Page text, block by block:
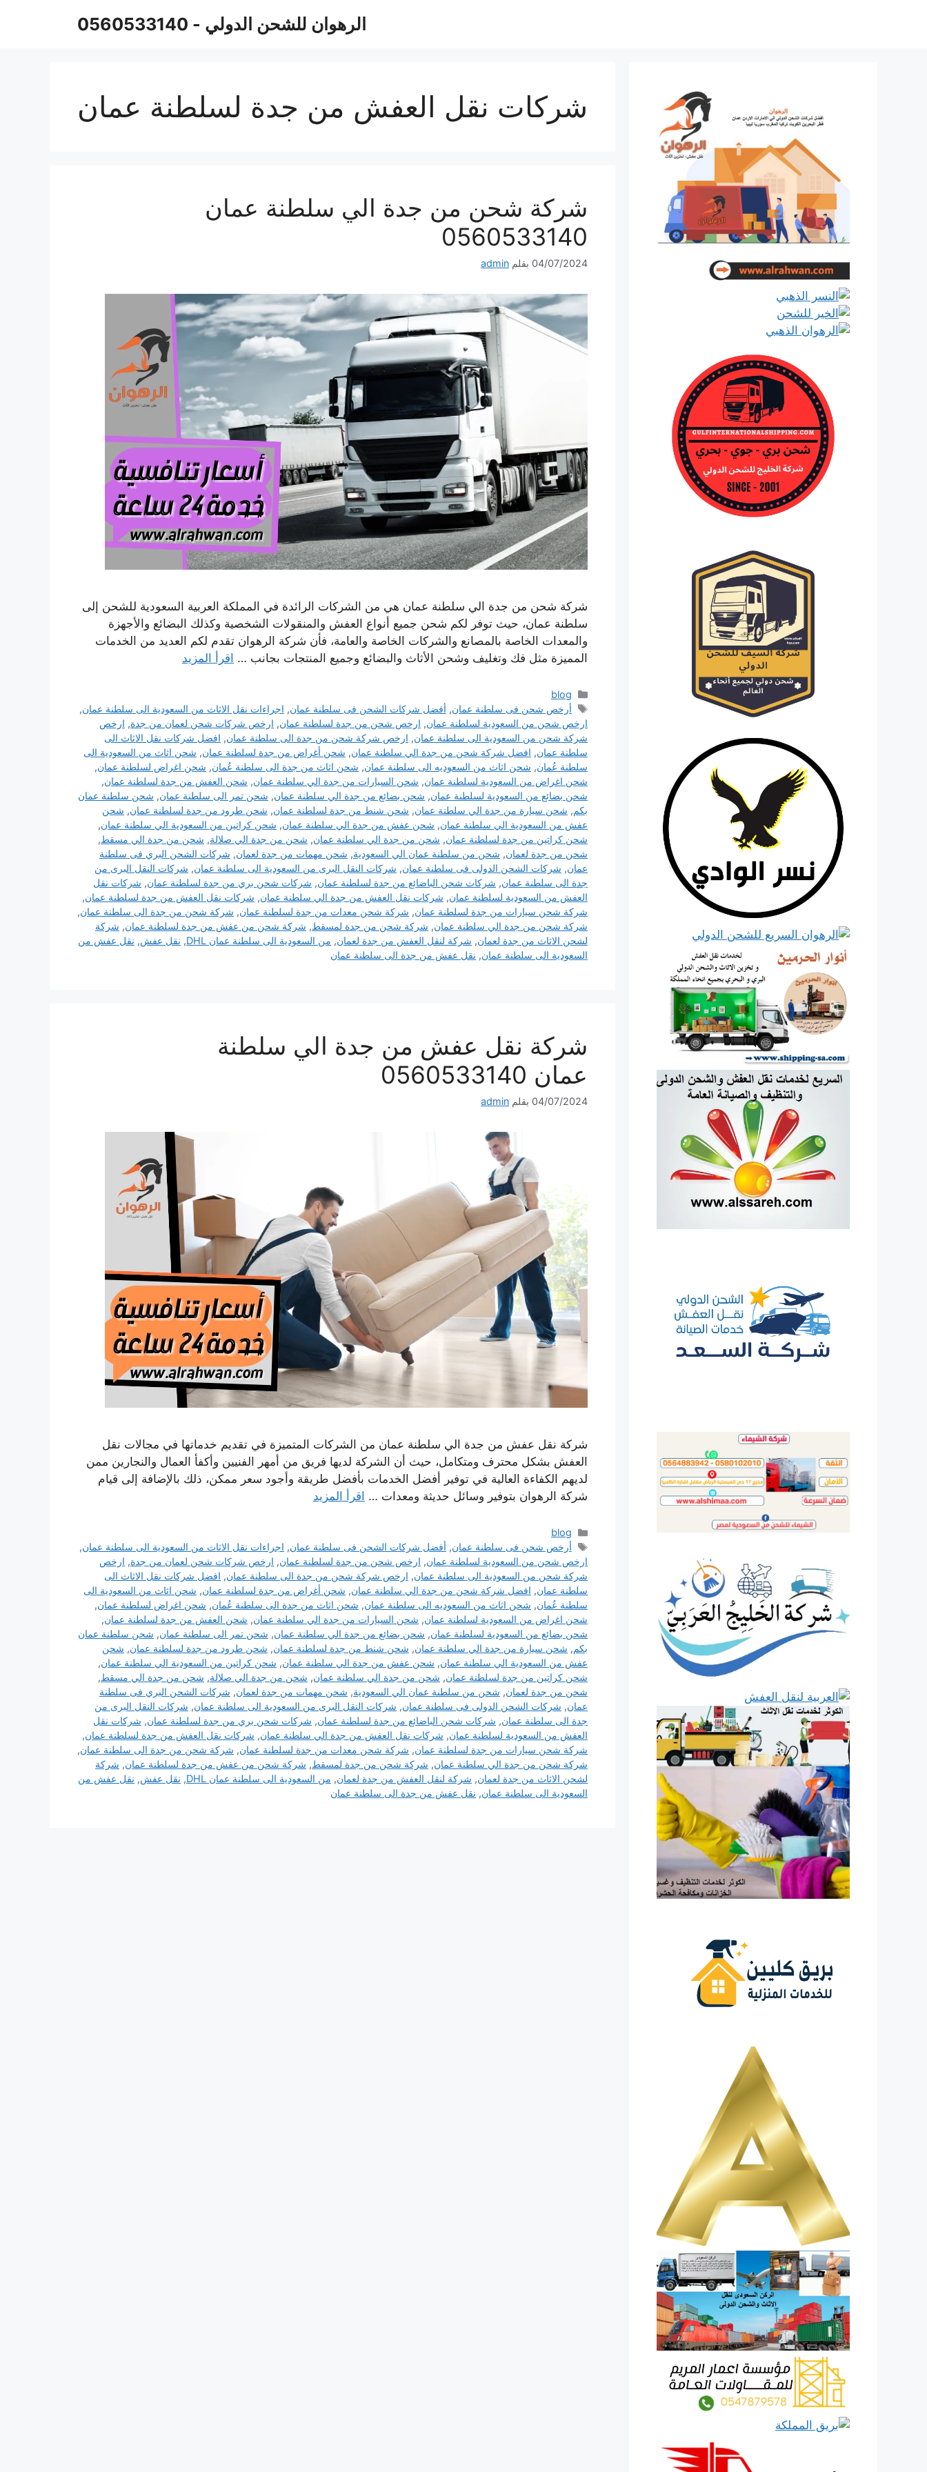
الرهوان للشحن الدولي - 0560533140
شركات نقل العفش من جدة لسلطنة عمان
شركة شحن من جدة الي سلطنة عمان
0560533140
04/07/2024 بقلم admin
شركة شحن من جدة الي سلطنة عمان هي من الشركات الرائدة في المملكة العربية السعودية للشحن إلى
سلطنة عمان، حيث توفر لكم شحن جميع أنواع العفش والمنقولات الشخصية وكذلك البضائع والأجهزة
والمعدات الخاصة بالمصانع والشركات الخاصة والعامة، فأن شركة الرهوان تقدم لكم العديد من الخدمات
المميزة مثل فك وتغليف وشحن الأثاث والبضائع وجميع المنتجات بجانب … اقرأ المزيد
التصنيفات
blog
الوسوم
أرخص شحن فى سلطنة عمان, أفضل شركات الشحن فى سلطنة عمان, اجراءات نقل الاثاث من السعودية الى سلطنة عمان,
ارخص شحن من السعودية لسلطنة عمان, ارخص شحن من جدة لسلطنة عمان, ارخص شركات شحن لعمان من جدة, ارخص
شركة شحن من السعودية الى سلطنة عمان, ارخص شركة شحن من جدة الى سلطنة عمان, افضل شركات نقل الاثاث الى
سلطنة عمان, افضل شركة شحن من جدة الي سلطنة عمان, شحن أغراض من جدة لسلطنة عمان, شحن اثاث من السعودية الى
سلطنة عُمان, شحن اثاث من السعوديه الى سلطنة عمان, شحن اثاث من جدة الى سلطنة عُمان, شحن اغراض لسلطنة عمان,
شحن اغراض من السعودية لسلطنة عمان, شحن السيارات من جدة الي سلطنة عمان, شحن العفش من جدة لسلطنة عمان,
شحن بضائع من السعودية لسلطنة عمان, شحن بضائع من جدة الي سلطنة عمان, شحن تمر الى سلطنة عمان, شحن سلطنة عمان
بكم, شحن سيارة من جدة الي سلطنة عمان, شحن شنط من جدة لسلطنة عمان, شحن طرود من جدة لسلطنة عمان, شحن
عفش من السعودية الي سلطنة عمان, شحن عفش من جدة الي سلطنة عمان, شحن كراتين من السعودية الي سلطنة عمان,
شحن كراتين من جدة لسلطنة عمان, شحن من جدة الي سلطنة عمان, شحن من جدة الي صلالة, شحن من جدة الي مسقط,
شحن من جدة لعمان, شحن من سلطنة عمان الي السعودية, شحن مهمات من جدة لعمان, شركات الشحن البري فى سلطنة
عمان, شركات الشحن الدولى فى سلطنة عمان, شركات النقل البرى من السعودية الى سلطنة عمان, شركات النقل البرى من
جدة الى سلطنة عمان, شركات شحن الباضائع من جدة لسلطنة عمان, شركات شحن بري من جدة لسلطنة عمان, شركات نقل
العفش من السعودية لسلطنة عمان, شركات نقل العفش من جدة الي سلطنة عمان, شركات نقل العفش من جدة لسلطنة عمان,
شركة شحن سيارات من جدة لسلطنة عمان, شركة شحن معدات من جدة لسلطنة عمان, شركة شحن من جدة الى سلطنة عمان,
شركة شحن من جدة الي سلطنة عمان, شركة شحن من جدة لمسقط, شركة شحن من عفش من جدة لسلطنة عمان, شركة
لشحن الاثاث من جدة لعمان, شركة لنقل العفش من جدة لعمان, من السعودية الى سلطنة عمان DHL , نقل عفش, نقل عفش من
السعودية الى سلطنة عمان, نقل عفش من جدة الى سلطنة عمان
شركة نقل عفش من جدة الي سلطنة
عمان 0560533140
04/07/2024 بقلم admin
شركة نقل عفش من جدة الي سلطنة عمان من الشركات المتميزة في تقديم خدماتها في مجالات نقل
العفش بشكل محترف ومتكامل، حيث أن الشركة لديها فريق من أمهر الفنيين وأكفأ العمال والنجارين ممن
لديهم الكفاءة العالية في توفير أفضل الخدمات بأفضل طريقة وأجود سعر ممكن، ذلك بالإضافة إلى قيام
شركة الرهوان بتوفير وسائل حديثة ومعدات … اقرأ المزيد
التصنيفات
blog
الوسوم
أرخص شحن فى سلطنة عمان, أفضل شركات الشحن فى سلطنة عمان, اجراءات نقل الاثاث من السعودية الى سلطنة عمان,
ارخص شحن من السعودية لسلطنة عمان, ارخص شحن من جدة لسلطنة عمان, ارخص شركات شحن لعمان من جدة, ارخص
شركة شحن من السعودية الى سلطنة عمان, ارخص شركة شحن من جدة الى سلطنة عمان, افضل شركات نقل الاثاث الى
سلطنة عمان, افضل شركة شحن من جدة الي سلطنة عمان, شحن أغراض من جدة لسلطنة عمان, شحن اثاث من السعودية الى
سلطنة عُمان, شحن اثاث من السعوديه الى سلطنة عمان, شحن اثاث من جدة الى سلطنة عُمان, شحن اغراض لسلطنة عمان,
شحن اغراض من السعودية لسلطنة عمان, شحن السيارات من جدة الي سلطنة عمان, شحن العفش من جدة لسلطنة عمان,
شحن بضائع من السعودية لسلطنة عمان, شحن بضائع من جدة الي سلطنة عمان, شحن تمر الى سلطنة عمان, شحن سلطنة عمان
بكم, شحن سيارة من جدة الي سلطنة عمان, شحن شنط من جدة لسلطنة عمان, شحن طرود من جدة لسلطنة عمان, شحن
عفش من السعودية الي سلطنة عمان, شحن عفش من جدة الي سلطنة عمان, شحن كراتين من السعودية الي سلطنة عمان,
شحن كراتين من جدة لسلطنة عمان, شحن من جدة الي سلطنة عمان, شحن من جدة الي صلالة, شحن من جدة الي مسقط,
شحن من جدة لعمان, شحن من سلطنة عمان الي السعودية, شحن مهمات من جدة لعمان, شركات الشحن البري فى سلطنة
عمان, شركات الشحن الدولى فى سلطنة عمان, شركات النقل البرى من السعودية الى سلطنة عمان, شركات النقل البرى من
جدة الى سلطنة عمان, شركات شحن الباضائع من جدة لسلطنة عمان, شركات شحن بري من جدة لسلطنة عمان, شركات نقل
العفش من السعودية لسلطنة عمان, شركات نقل العفش من جدة الي سلطنة عمان, شركات نقل العفش من جدة لسلطنة عمان,
شركة شحن سيارات من جدة لسلطنة عمان, شركة شحن معدات من جدة لسلطنة عمان, شركة شحن من جدة الى سلطنة عمان,
شركة شحن من جدة الي سلطنة عمان, شركة شحن من جدة لمسقط, شركة شحن من عفش من جدة لسلطنة عمان, شركة
لشحن الاثاث من جدة لعمان, شركة لنقل العفش من جدة لعمان, من السعودية الى سلطنة عمان DHL , نقل عفش, نقل عفش من
السعودية الى سلطنة عمان, نقل عفش من جدة الى سلطنة عمان